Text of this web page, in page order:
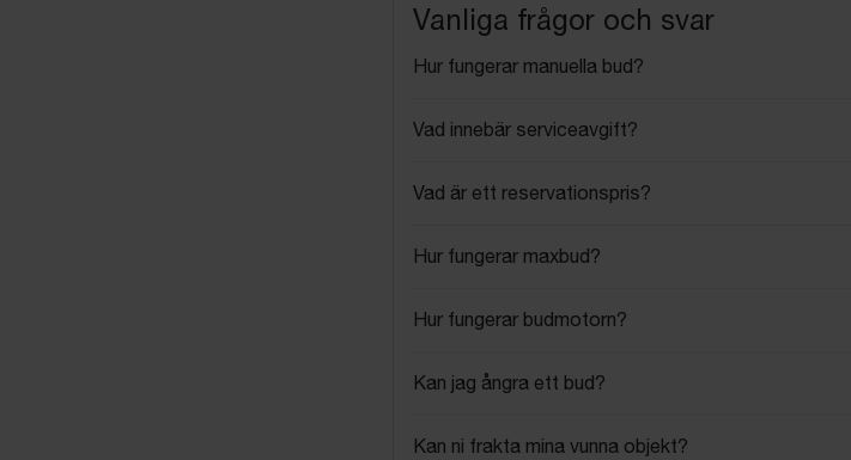
Vanliga frågor och svar
Hur fungerar manuella bud?
Vad innebär serviceavgift?
Vad är ett reservationspris?
Hur fungerar maxbud?
Hur fungerar budmotorn?
Kan jag ångra ett bud?
Kan ni frakta mina vunna objekt?